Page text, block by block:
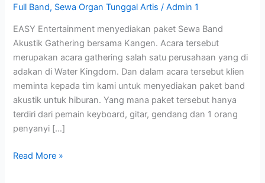
Full Band, Sewa Organ Tunggal Artis /Admin 1
EASY Entertainment menyediakan paket Sewa Band
Akustik Gathering bersama Kangen. Acara tersebut
merupakan acara gathering salah satu perusahaan yang di
adakan di Water Kingdom. Dan dalam acara tersebut klien
meminta kepada tim kami untuk menyediakan paket band
akustik untuk hiburan. Yang mana paket tersebut hanya
terdiri dari pemain keyboard, gitar, gendang dan 1 orang
penyanyi […]
Kangen
Read More »